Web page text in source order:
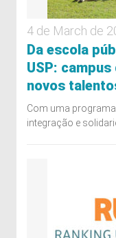
4 de March de
Da escola
USP:
novos
Com uma
integração e